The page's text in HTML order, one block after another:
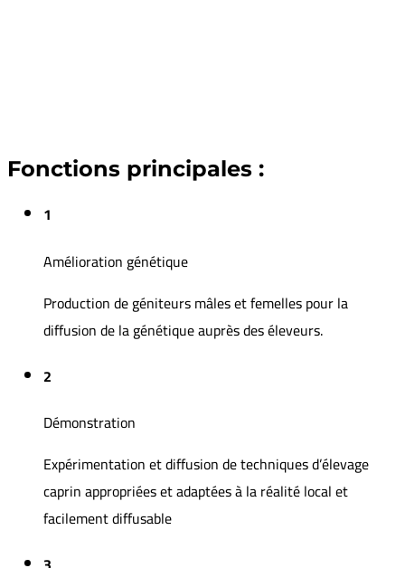
Fonctions principales :
1
Amélioration génétique
Production de géniteurs mâles et femelles pour la
diffusion de la génétique auprès des éleveurs.
2
Démonstration
Expérimentation et diffusion de techniques d’élevage
caprin appropriées et adaptées à la réalité local et
facilement diffusable